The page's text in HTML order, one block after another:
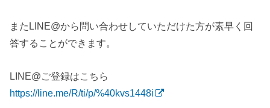
またLINE@から問い合わせしていただけた方が素早く回
答することができます。
LINE@ご登録はこちら
https://line.me/R/ti/p/%40kvs1448i